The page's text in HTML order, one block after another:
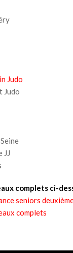
Judo
Judo
JJ
complets ci-
seniors
complets